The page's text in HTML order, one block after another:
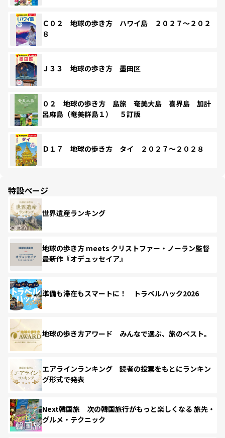
Ｃ０２ 地球の歩き方 ハワイ島 ２０２７～２０２
８
Ｊ３３ 地球の歩き方 墨田区
０２ 地球の歩き方 島旅 奄美大島 喜界島 加計
呂麻島（奄美群島１） ５訂版
Ｄ１７ 地球の歩き方 タイ ２０２７～２０２８
特設ページ
世界遺産ランキング
地球の歩き方 meets クリストファー・ノーラン監督
最新作『オデュッセイア』
準備も滞在もスマートに！ トラベルハック2026
地球の歩き方アワード みんなで選ぶ、旅のベスト。
エアラインランキング 読者の投票をもとにランキン
グ形式で発表
Next韓国旅 次の韓国旅行がもっと楽しくなる 旅先・
グルメ・テクニック